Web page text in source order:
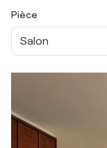
Pièce
Salon